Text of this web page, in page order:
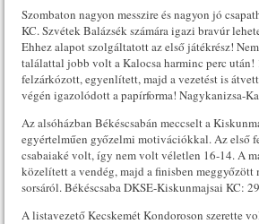
Szombaton nagyon messzire és nagyon jó
KC. Szvétek Balázsék számára igazi bravúr
Ehhez alapot szolgáltatott az első játékrész!
találattal jobb volt a Kalocsa harminc perc után!
felzárkózott, egyenlített, majd a vezetést is
végén igazolódott a papírforma! Nagykanizsa-
Az alsóházban Békéscsabán meccselt a
egyértelműen győzelmi motivációkkal. Az első
csabaiaké volt, így nem volt véletlen 16-14. A
közelített a vendég, majd a finisben
sorsáról. Békéscsaba DKSE-Kiskunmajsai KC:
A listavezető Kecskemét Kondoroson szerette